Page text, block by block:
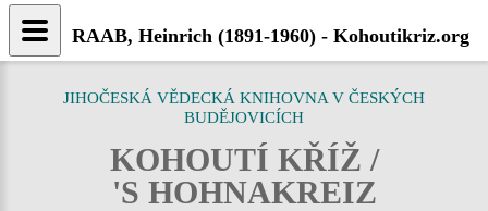
JIHOČESKÁ VĚDECKÁ KNIHOVNA V ČESKÝCH
BUDĚJOVICÍCH
KOHOUTÍ KŘÍŽ /
'S HOHNAKREIZ
RAAB, Heinrich (1891-1960) - Kohoutikriz.org